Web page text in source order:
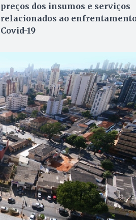
preços dos insumos e serviços
relacionados ao
Covid-19